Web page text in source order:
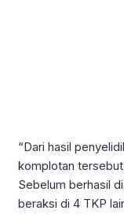
“Dari hasil
komplotan
Sebelum berhasil
beraksi di 4 TKP